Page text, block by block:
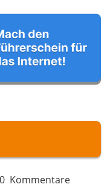
0 Kommentare
eine Antwort